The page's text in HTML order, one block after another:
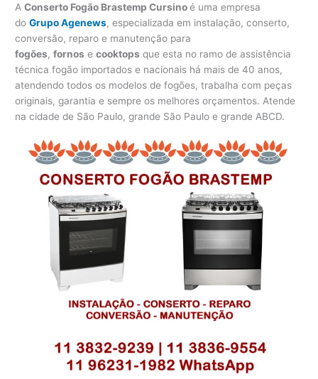
AConserto Fogão Brastemp Cursinoé uma empresa
doGrupo Agenews, especializada em instalação, conserto,
conversão, reparo e manutenção para
fogões,fornos ecooktops que esta no ramo de assistência
técnica fogão importados e nacionais há mais de 40 anos,
atendendo todos os modelos de fogões, trabalha com peças
originais, garantia e sempre os melhores orçamentos. Atende
na cidade de São Paulo, grande São Paulo e grande ABCD.